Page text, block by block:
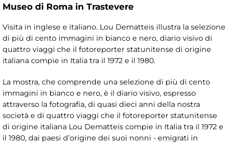
Museo di Roma in Trastevere
Visita in inglese e italiano. Lou Dematteis illustra la selezione
di più di cento immagini in bianco e nero, diario visivo di
quattro viaggi che il fotoreporter statunitense di origine
italiana compie in Italia tra il 1972 e il 1980.
La mostra, che comprende una selezione di più di cento
immagini in bianco e nero, è il diario visivo, espresso
attraverso la fotografia, di quasi dieci anni della nostra
società e di quattro viaggi che il fotoreporter statunitense
di origine italiana Lou Dematteis compie in Italia tra il 1972 e
il 1980, dai paesi d’origine dei suoi nonni - emigrati in